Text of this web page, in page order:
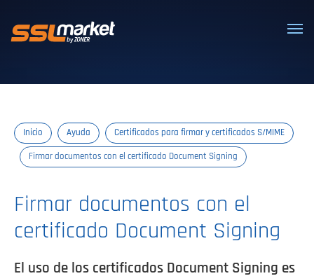
Certificados SSL/TLS confiables
Inicio Ayuda Certificados para firmar y certificados S/MIME
Firmar documentos con el certificado Document Signing
Firmar documentos con el
certificado Document Signing
El uso de los certificados Document Signing es